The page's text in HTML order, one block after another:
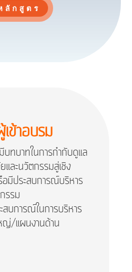
ลักสูตร
ข้าอบรม
บทบาทในการกำกับดูแล
และนวัตกรรมสู่เชิง
มีประสบการณ์บริหาร
รรม
บการณ์ในการบริหาร
ญ่/แผนงานด้าน